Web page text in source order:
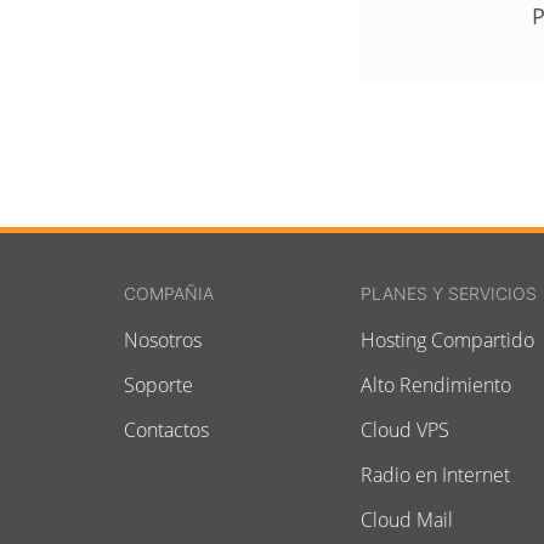
COMPAÑIA
Nosotros
Soporte
Contactos
PLANES Y SERVICIOS
Hosting Compartido
Alto Rendimiento
Cloud VPS
Radio en Internet
Cloud Mail